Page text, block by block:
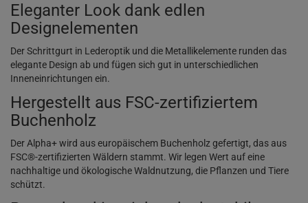
Eleganter Look dank edlen
Designelementen
Der Schrittgurt in Lederoptik und die Metallikelemente runden das
elegante Design ab und fügen sich gut in unterschiedlichen
Inneneinrichtungen ein.
Hergestellt aus FSC-zertifiziertem
Buchenholz
Der Alpha+ wird aus europäischem Buchenholz gefertigt, das aus
FSC®-zertifizierten Wäldern stammt. Wir legen Wert auf eine
nachhaltige und ökologische Waldnutzung, die Pflanzen und Tiere
schützt.